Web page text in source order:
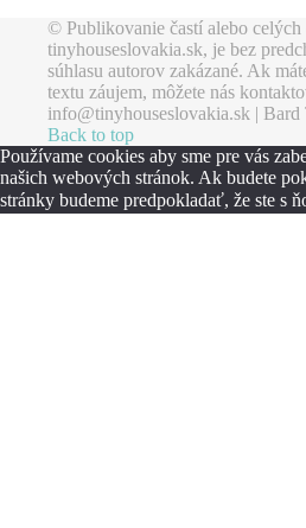
© Publikovanie častí alebo
tinyhouseslovakia.sk, je bez
súhlasu autorov zakázané. Ak
textu záujem, môžete nás
info@tinyhouseslovakia.sk | Bard
Back to top
Používame cookies aby sme pre vás
našich webových stránok. Ak budete
stránky budeme predpokladať, že ste s